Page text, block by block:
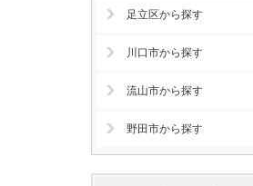
足立区から探す
川口市から探す
流山市から探す
野田市から探す